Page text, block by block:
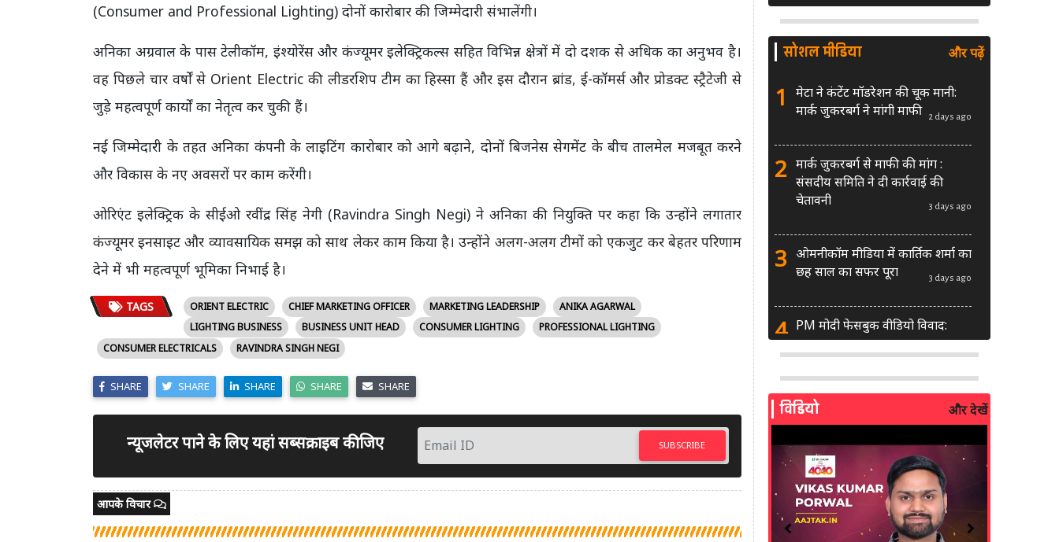
(Consumer and Professional Lighting) दोनों कारोबार की जिम्मेदारी संभालेंगी।
अनिका अग्रवाल के पास टेलीकॉम, इंश्योरेंस और कंज्यूमर इलेक्ट्रिकल्स सहित विभिन्न क्षेत्रों में दो दशक से अधिक का अनुभव है।
वह पिछले चार वर्षों से Orient Electric की लीडरशिप टीम का हिस्सा हैं और इस दौरान ब्रांड, ई-कॉमर्स और प्रोडक्ट स्ट्रैटेजी से
जुड़े महत्वपूर्ण कार्यों का नेतृत्व कर चुकी हैं।
नई जिम्मेदारी के तहत अनिका कंपनी के लाइटिंग कारोबार को आगे बढ़ाने, दोनों बिजनेस सेगमेंट के बीच तालमेल मजबूत करने
और विकास के नए अवसरों पर काम करेंगी।
ओरिएंट इलेक्ट्रिक के सीईओ रवींद्र सिंह नेगी (Ravindra Singh Negi) ने अनिका की नियुक्ति पर कहा कि उन्होंने लगातार
कंज्यूमर इनसाइट और व्यावसायिक समझ को साथ लेकर काम किया है। उन्होंने अलग-अलग टीमों को एकजुट कर बेहतर परिणाम
देने में भी महत्वपूर्ण भूमिका निभाई है।
TAGS ORIENT ELECTRIC CHIEF MARKETING OFFICER MARKETING LEADERSHIP
ANIKA AGARWAL
LIGHTING BUSINESS
BUSINESS UNIT HEAD CONSUMER LIGHTING
PROFESSIONAL LIGHTING
CONSUMER ELECTRICALS
RAVINDRA SINGH NEGI
SHARE SHARE SHARE SHARE SHARE
न्यूजलेटर पाने के लिए यहां सब्सक्राइब कीजिए SUBSCRIBE
आपके विचार
सोशल मीडिया और पढ़ें
1
मेटा ने कंटेंट मॉडरेशन की चूक मानी:
मार्क जुकरबर्ग ने मांगी माफी
2 days ago
2 मार्क जुकरबर्ग से माफी की मांग :
संसदीय समिति ने दी कार्रवाई की
चेतावनी
3 days ago
3 ओमनीकॉम मीडिया में कार्तिक शर्मा का
छह साल का सफर पूरा
3 days ago
4 PM मोदी फेसबुक वीडियो विवाद:
MeitY से मिलेगी मेटा की ग्लोबल टीम
5 AI से बने फर्जी पोस्ट पर LinkedIn
की सख्ती: लॉन्च किए नए मॉडरेशन
6
सरकार दे रही बड़ा मौका: शॉर्ट वीडियो
बनाने वाले क्रिएटर्स जीत सकते हैं ₹5
लाख
2 weeks ago
विडियो और देखें